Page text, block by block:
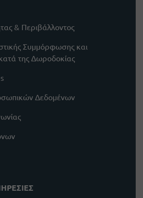
& Περιβάλλοντος
Συμμόρφωσης και
της Δωροδοκίας
Δεδομένων